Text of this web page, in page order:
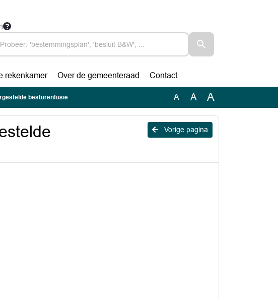
rekenkamer Over de gemeenteraad Contact
besturenfusie A A A
Vorige pagina